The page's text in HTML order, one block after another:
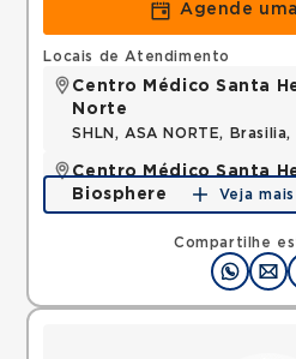
Agende
Compartilhe
Locais de Atendimento
Centro Médico Santa
Norte
SHLN, ASA NORTE,
Centro Médico Santa
Biosphere
SHLN, ASA NORTE,
Veja